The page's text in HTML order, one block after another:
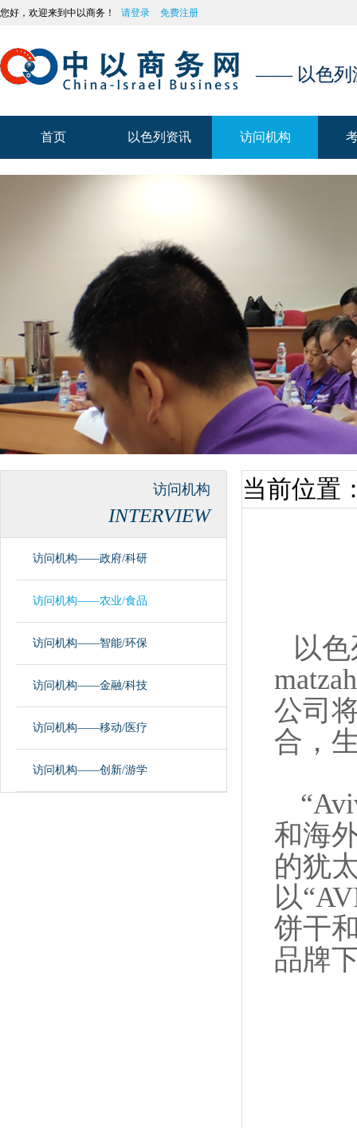
您好，欢迎来到中以商务！ 请登录 免费注册
—— 以色列
首页 以色列资讯 访问机构
访问机构
INTERVIEW
访问机构——政府/科研
访问机构——农业/食品
访问机构——智能/环保
访问机构——金融/科技
访问机构——移动/医疗
访问机构——创新/游学
当前位置
以
公司
合，
和海
的犹
以
饼干
品牌